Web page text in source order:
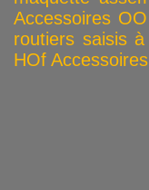
Accessoires OO
routiers saisis
HOf